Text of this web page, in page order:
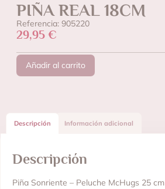
PIÑA REAL 18CM
Referencia: 905220
29,95 €
Añadir al carrito
Descripción Información adicional
Descripción
Piña Sonriente – Peluche McHugs 25 cm